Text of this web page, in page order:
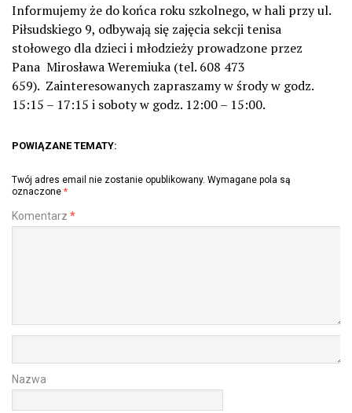
Informujemy że do końca roku szkolnego, w hali przy ul.
Piłsudskiego 9, odbywają się zajęcia sekcji tenisa
stołowego dla dzieci i młodzieży prowadzone przez
Pana Mirosława Weremiuka (tel. 608 473
659). Zainteresowanych zapraszamy w środy w godz.
15:15 – 17:15 i soboty w godz. 12:00 – 15:00.
POWIĄZANE TEMATY:
Twój adres email nie zostanie opublikowany. Wymagane pola są
oznaczone *
Komentarz *
Nazwa